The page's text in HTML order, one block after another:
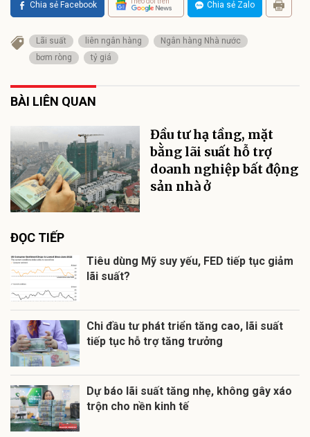
Chia sẻ Facebook Chia sẻ Zalo
Lãi suất liên ngân hàng
Ngân hàng Nhà nước
bơm ròng
tỷ giá
BÀI LIÊN QUAN
Đầu tư hạ tầng, mặt
bằng lãi suất hỗ trợ
doanh nghiệp bất động
sản nhà ở
ĐỌC TIẾP
Tiêu dùng Mỹ suy yếu, FED tiếp tục giảm
lãi suất?
Chi đầu tư phát triển tăng cao, lãi suất
tiếp tục hỗ trợ tăng trưởng
Dự báo lãi suất tăng nhẹ, không gây xáo
trộn cho nền kinh tế